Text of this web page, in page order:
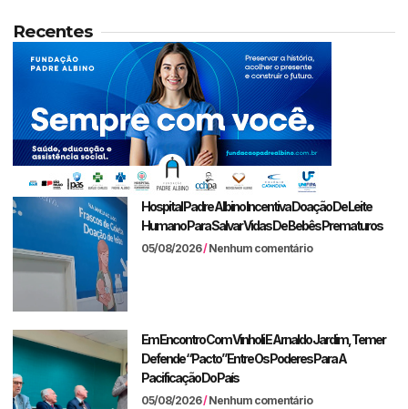
Recentes
Hospital Padre Albino Incentiva Doação De Leite
Humano Para Salvar Vidas De Bebês Prematuros
05/08/2026 Nenhum comentário
Em Encontro Com Vinholi E Arnaldo Jardim, Temer
Defende “pacto” Entre Os Poderes Para A
Pacificação Do País
05/08/2026 Nenhum comentário